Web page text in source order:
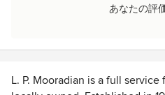
あなたの評
L. P. Mooradian is a full